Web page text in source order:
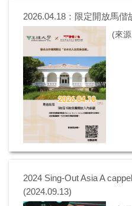
2026.04.18：限定開放馬
(來
2024 Sing-Out Asia A
(2024.09.13)